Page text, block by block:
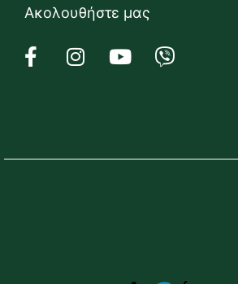
Ακολουθήστε μας